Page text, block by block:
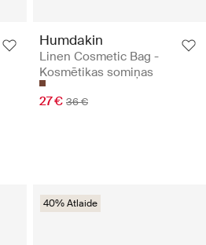
Humdakin
Linen Cosmetic Bag -
Kosmētikas somiņas
27 € 36 €
40% Atlaide